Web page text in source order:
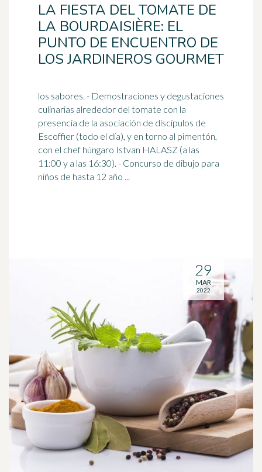
LA FIESTA DEL TOMATE DE
LA BOURDAISIÈRE: EL
PUNTO DE ENCUENTRO DE
LOS JARDINEROS GOURMET
los sabores. - Demostraciones y degustaciones
culinarias alrededor del tomate con la
presencia de la asociación de discípulos de
Escoffier (todo el día), y en torno al pimentón,
con el chef húngaro Istvan HALASZ (a las
11:00 y a las 16:30). - Concurso de dibujo para
niños de hasta 12 año ...
29
MAR
2022